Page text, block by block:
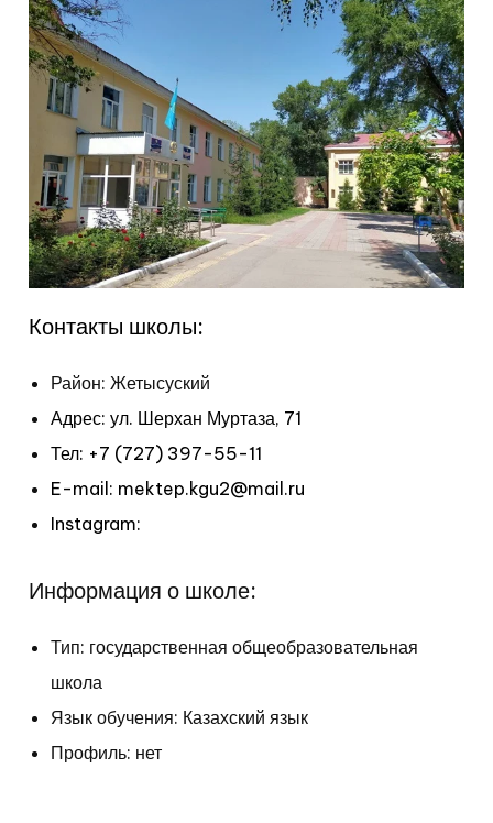
Контакты школы:
Район: Жетысуский
Адрес: ул. Шерхан Муртаза, 71
Тел: +7 (727) 397-55-11
E-mail: mektep.kgu2@mail.ru
Instagram:
Информация о школе:
Тип: государственная общеобразовательная
школа
Язык обучения: Казахский язык
Профиль: нет